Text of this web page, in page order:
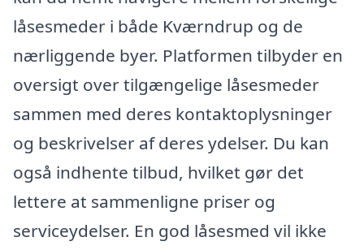
låsesmeder i både Kværndrup og de
nærliggende byer. Platformen tilbyder en
oversigt over tilgængelige låsesmeder
sammen med deres kontaktoplysninger
og beskrivelser af deres ydelser. Du kan
også indhente tilbud, hvilket gør det
lettere at sammenligne priser og
serviceydelser. En god låsesmed vil ikke